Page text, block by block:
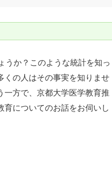
うか？このような統計を知っ
くの人はその事実を知りませ
一方で、京都大学医学教育推
についてのお話をお伺いし